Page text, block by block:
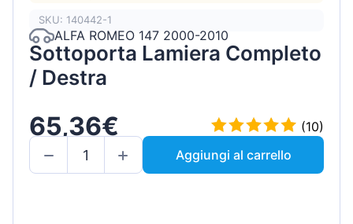
SKU: 140442-1
ALFA ROMEO 147 2000-2010
Sottoporta Lamiera Completo
/ Destra
65,36€
(10)
Aggiungi al carrello